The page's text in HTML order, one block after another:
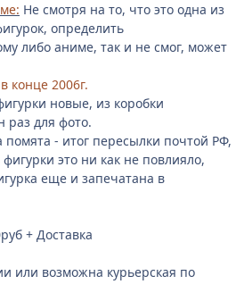
Не смотря на то, что это одна из
определить
либо аниме, так и не смог, может
конце 2006г.
новые, из коробки
раз для фото.
помята - итог пересылки почтой РФ,
это ни как не повлияло,
еще и запечатана в
+ Доставка
или возможна курьерская по